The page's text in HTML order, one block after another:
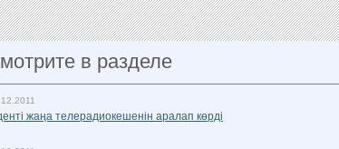
в разделе
жаңа телерадиокешенін аралап көрді